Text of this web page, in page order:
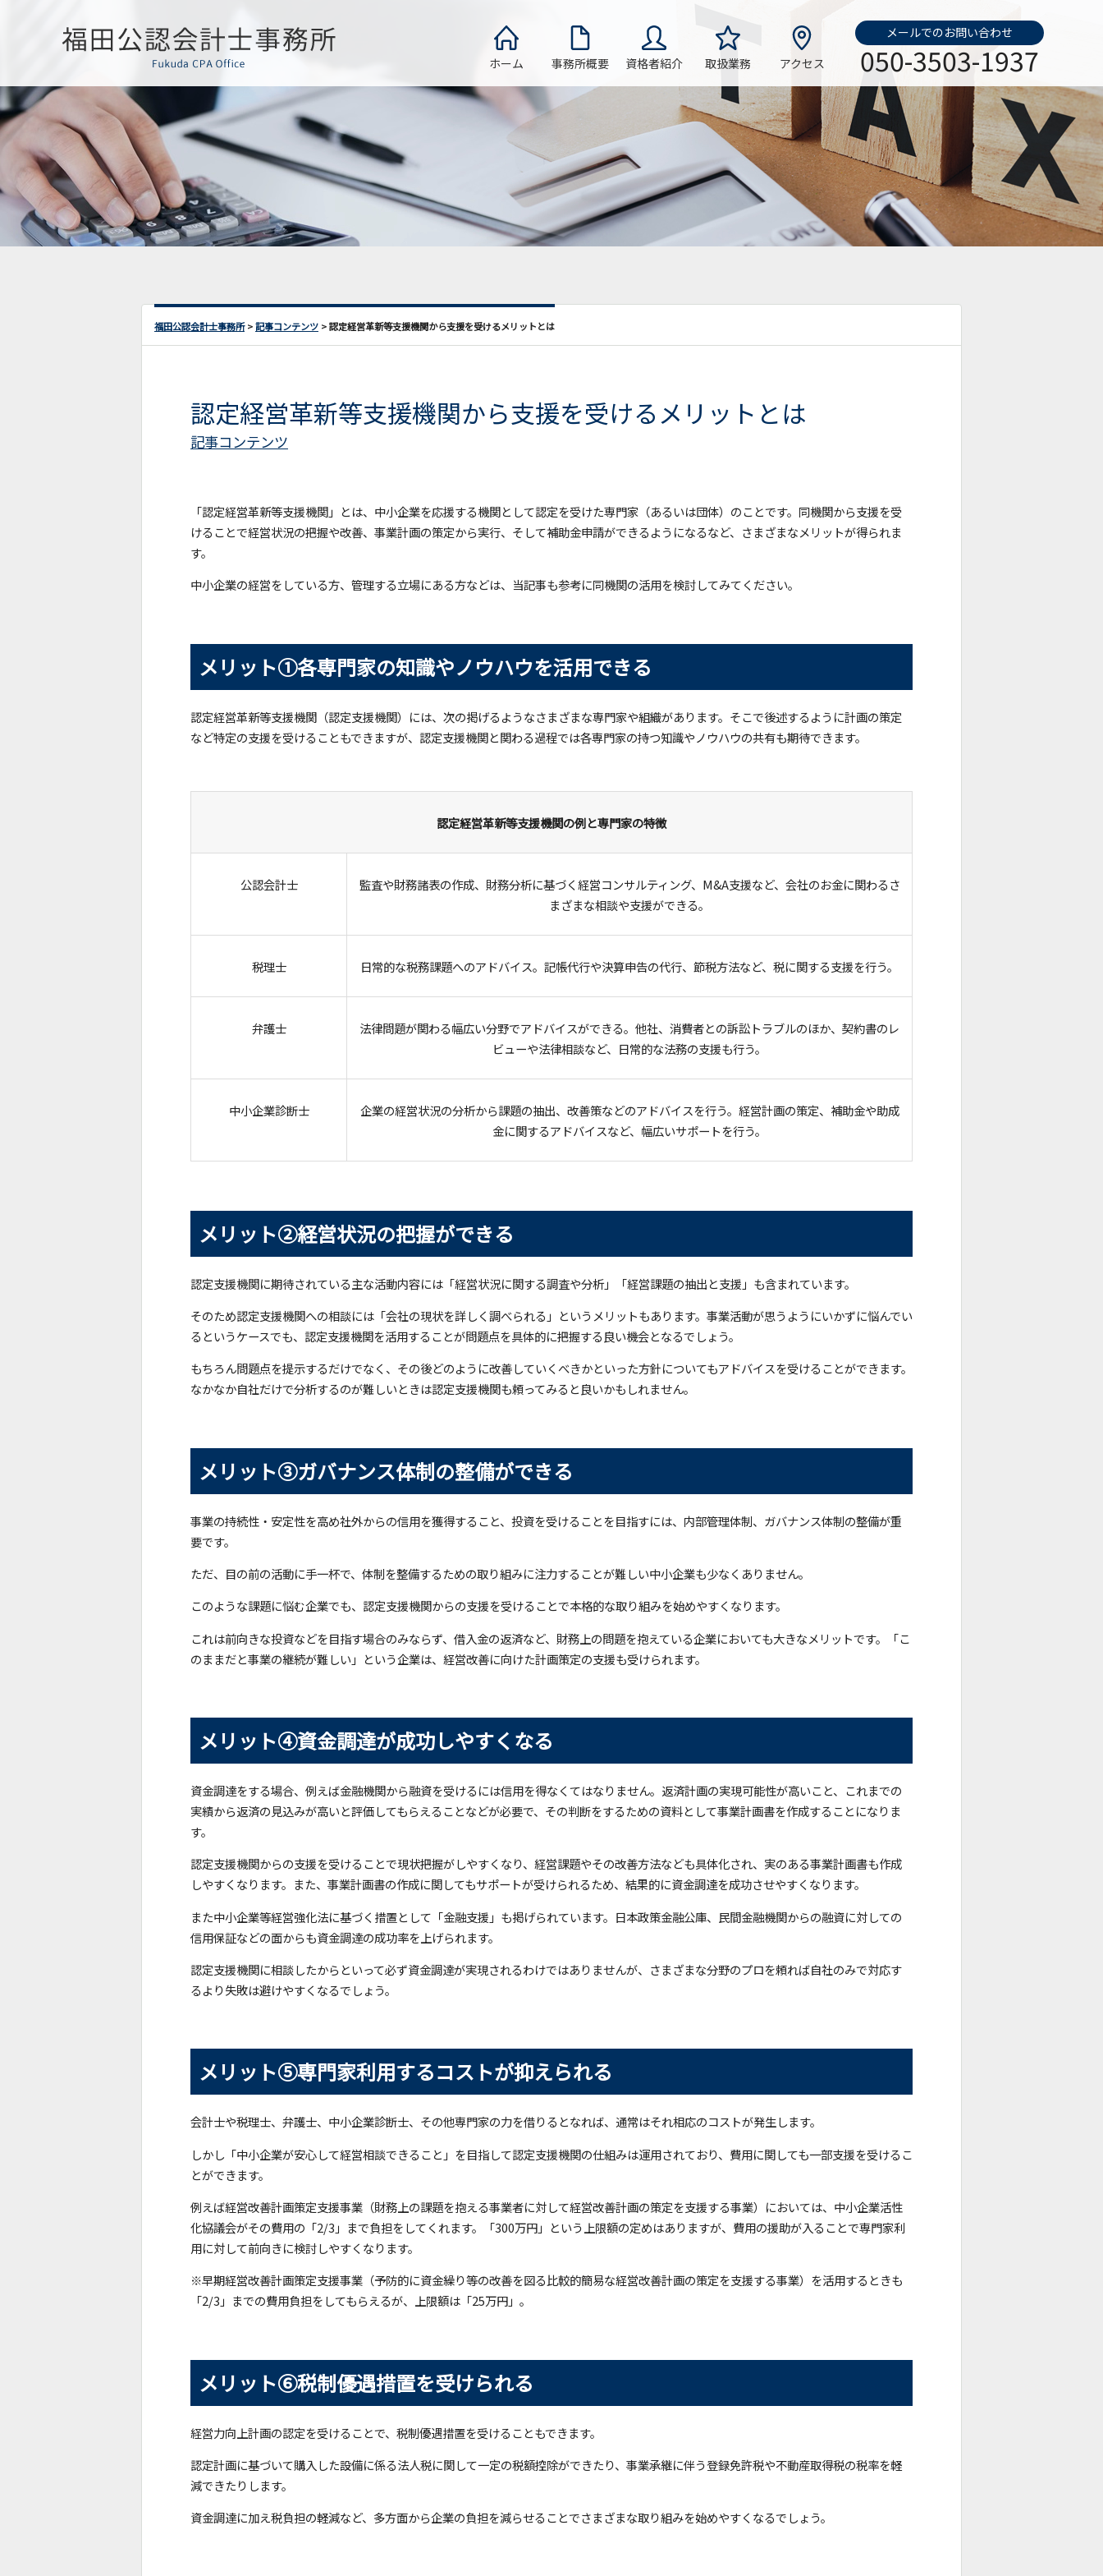
ホーム 事務所概要 資格者紹介 取扱業務 アクセス
メールでのお問い合わせ
050-3503-1937
福田公認会計士事務所>記事コンテンツ >認定経営革新等支援機関から支援を受けるメリットとは
認定経営革新等支援機関から支援を受けるメリットとは
記事コンテンツ
「認定経営革新等支援機関」とは、中小企業を応援する機関として認定を受けた専門家（あるいは団体）のことです。同機関から支援を受
けることで経営状況の把握や改善、事業計画の策定から実行、そして補助金申請ができるようになるなど、さまざまなメリットが得られま
す。
中小企業の経営をしている方、管理する立場にある方などは、当記事も参考に同機関の活用を検討してみてください。
メリット①各専門家の知識やノウハウを活用できる
認定経営革新等支援機関（認定支援機関）には、次の掲げるようなさまざまな専門家や組織があります。そこで後述するように計画の策定
など特定の支援を受けることもできますが、認定支援機関と関わる過程では各専門家の持つ知識やノウハウの共有も期待できます。
認定経営革新等支援機関の例と専門家の特徴
公認会計士
監査や財務諸表の作成、財務分析に基づく経営コンサルティング、M&A支援など、会社のお金に関わるさ
まざまな相談や支援ができる。
税理士 日常的な税務課題へのアドバイス。記帳代行や決算申告の代行、節税方法など、税に関する支援を行う。
弁護士
法律問題が関わる幅広い分野でアドバイスができる。他社、消費者との訴訟トラブルのほか、契約書のレ
ビューや法律相談など、日常的な法務の支援も行う。
中小企業診断士
企業の経営状況の分析から課題の抽出、改善策などのアドバイスを行う。経営計画の策定、補助金や助成
金に関するアドバイスなど、幅広いサポートを行う。
メリット②経営状況の把握ができる
認定支援機関に期待されている主な活動内容には「経営状況に関する調査や分析」「経営課題の抽出と支援」も含まれています。
そのため認定支援機関への相談には「会社の現状を詳しく調べられる」というメリットもあります。事業活動が思うようにいかずに悩んでい
るというケースでも、認定支援機関を活用することが問題点を具体的に把握する良い機会となるでしょう。
もちろん問題点を提示するだけでなく、その後どのように改善していくべきかといった方針についてもアドバイスを受けることができます。
なかなか自社だけで分析するのが難しいときは認定支援機関も頼ってみると良いかもしれません。
メリット③ガバナンス体制の整備ができる
事業の持続性・安定性を高め社外からの信用を獲得すること、投資を受けることを目指すには、内部管理体制、ガバナンス体制の整備が重
要です。
ただ、目の前の活動に手一杯で、体制を整備するための取り組みに注力することが難しい中小企業も少なくありません。
このような課題に悩む企業でも、認定支援機関からの支援を受けることで本格的な取り組みを始めやすくなります。
これは前向きな投資などを目指す場合のみならず、借入金の返済など、財務上の問題を抱えている企業においても大きなメリットです。「こ
のままだと事業の継続が難しい」という企業は、経営改善に向けた計画策定の支援も受けられます。
メリット④資金調達が成功しやすくなる
資金調達をする場合、例えば金融機関から融資を受けるには信用を得なくてはなりません。返済計画の実現可能性が高いこと、これまでの
実績から返済の見込みが高いと評価してもらえることなどが必要で、その判断をするための資料として事業計画書を作成することになりま
す。
認定支援機関からの支援を受けることで現状把握がしやすくなり、経営課題やその改善方法なども具体化され、実のある事業計画書も作成
しやすくなります。また、事業計画書の作成に関してもサポートが受けられるため、結果的に資金調達を成功させやすくなります。
また中小企業等経営強化法に基づく措置として「金融支援」も掲げられています。日本政策金融公庫、民間金融機関からの融資に対しての
信用保証などの面からも資金調達の成功率を上げられます。
認定支援機関に相談したからといって必ず資金調達が実現されるわけではありませんが、さまざまな分野のプロを頼れば自社のみで対応す
るより失敗は避けやすくなるでしょう。
メリット⑤専門家利用するコストが抑えられる
会計士や税理士、弁護士、中小企業診断士、その他専門家の力を借りるとなれば、通常はそれ相応のコストが発生します。
しかし「中小企業が安心して経営相談できること」を目指して認定支援機関の仕組みは運用されており、費用に関しても一部支援を受けるこ
とができます。
例えば経営改善計画策定支援事業（財務上の課題を抱える事業者に対して経営改善計画の策定を支援する事業）においては、中小企業活性
化協議会がその費用の「2/3」まで負担をしてくれます。「300万円」という上限額の定めはありますが、費用の援助が入ることで専門家利
用に対して前向きに検討しやすくなります。
※早期経営改善計画策定支援事業（予防的に資金繰り等の改善を図る比較的簡易な経営改善計画の策定を支援する事業）を活用するときも
「2/3」までの費用負担をしてもらえるが、上限額は「25万円」。
メリット⑥税制優遇措置を受けられる
経営力向上計画の認定を受けることで、税制優遇措置を受けることもできます。
認定計画に基づいて購入した設備に係る法人税に関して一定の税額控除ができたり、事業承継に伴う登録免許税や不動産取得税の税率を軽
減できたりします。
資金調達に加え税負担の軽減など、多方面から企業の負担を減らせることでさまざまな取り組みを始めやすくなるでしょう。